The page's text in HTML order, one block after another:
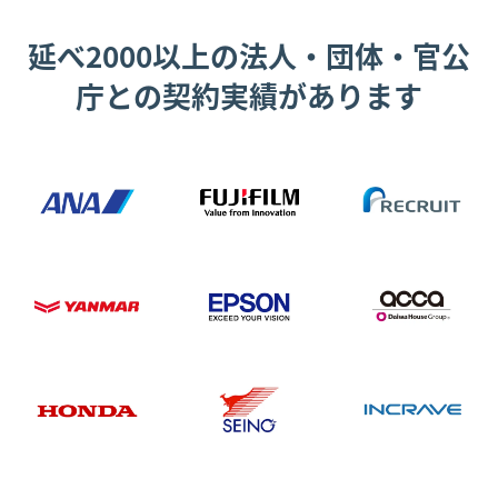
延べ2000以上の法人・団体・官公
庁との契約実績があります